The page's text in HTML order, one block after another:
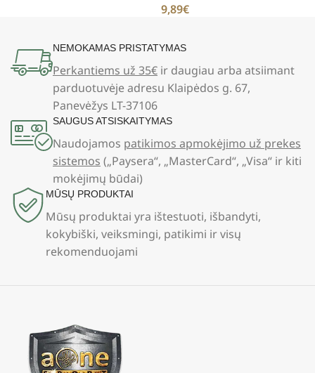
9,89€
NEMOKAMAS PRISTATYMAS
Perkantiems už 35€ ir daugiau arba atsiimant
parduotuvėje adresu Klaipėdos g. 67,
Panevėžys LT-37106
SAUGUS ATSISKAITYMAS
Naudojamos patikimos apmokėjimo už prekes
sistemos („Paysera“, „MasterCard“, „Visa“ ir kiti
mokėjimų būdai)
MŪSŲ PRODUKTAI
Mūsų produktai yra ištestuoti, išbandyti,
kokybiški, veiksmingi, patikimi ir visų
rekomenduojami